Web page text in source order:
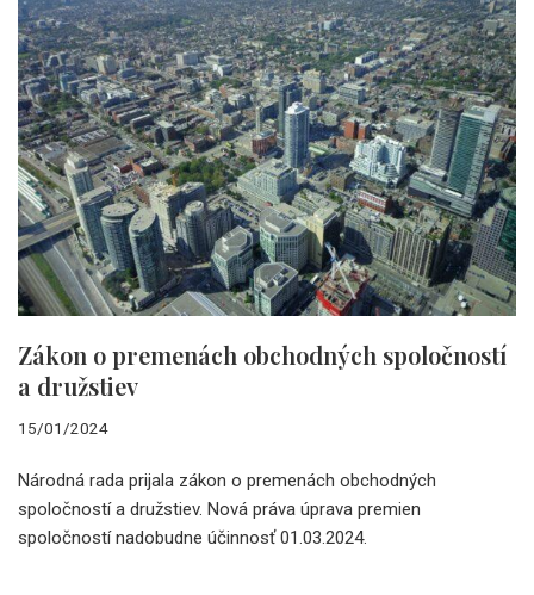
Zákon o premenách obchodných spoločností
a družstiev
15/01/2024
Národná rada prijala zákon o premenách obchodných
spoločností a družstiev. Nová práva úprava premien
spoločností nadobudne účinnosť 01.03.2024.